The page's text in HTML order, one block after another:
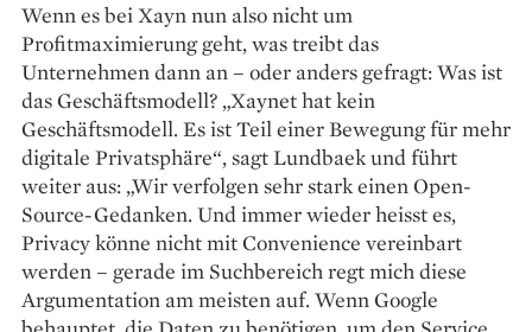
Wenn es bei Xayn nun also nicht um
Profitmaximierung geht, was treibt das
Unternehmen dann an – oder anders gefragt: Was ist
das Geschäftsmodell? „Xaynet hat kein
Geschäftsmodell. Es ist Teil einer ­Bewegung für mehr
digitale Privatsphäre“, sagt Lundbaek und führt
weiter aus: „Wir verfolgen sehr stark einen Open-
Source-Gedanken. Und ­immer wieder heisst es,
Privacy könne nicht mit Convenience vereinbart
werden – gerade im Suchbereich regt mich diese
Argumentation am meisten auf. Wenn Google